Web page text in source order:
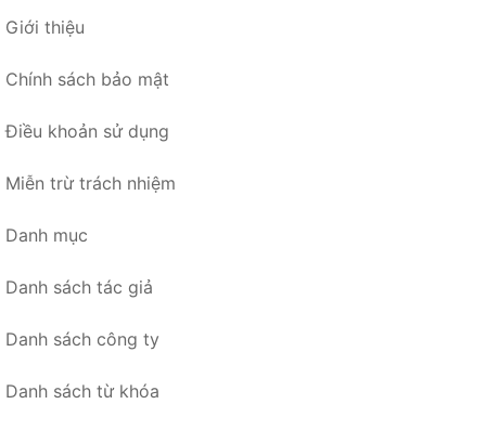
Giới thiệu
Chính sách bảo mật
Điều khoản sử dụng
Miễn trừ trách nhiệm
Danh mục
Danh sách tác giả
Danh sách công ty
Danh sách từ khóa